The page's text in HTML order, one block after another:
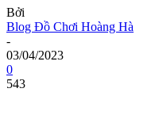
Bởi
Blog Đồ Chơi Hoàng Hà
-
03/04/2023
0
543